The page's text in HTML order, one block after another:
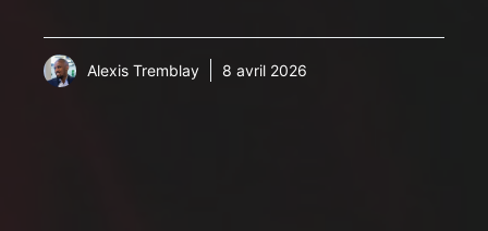
Alexis Tremblay 8 avril 2026